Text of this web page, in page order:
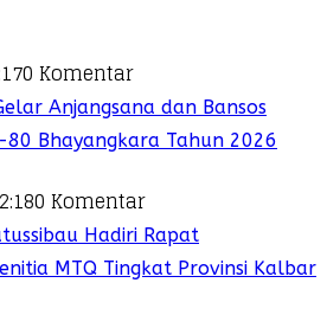
0 Komentar
Anjangsana dan Bansos
80 Bhayangkara Tahun 2026
0 Komentar
Hadiri Rapat
MTQ Tingkat Provinsi Kalbar